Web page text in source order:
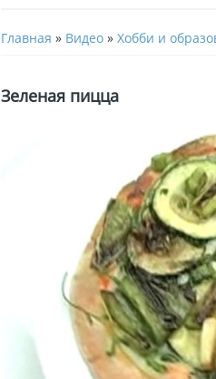
Главная » Видео » Хобби и
Зеленая пицца